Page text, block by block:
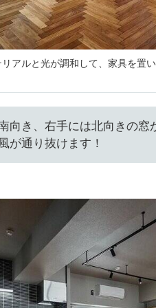
アルと光が調和して、家具を置
向き、右手には北向きの窓
が通り抜けます！